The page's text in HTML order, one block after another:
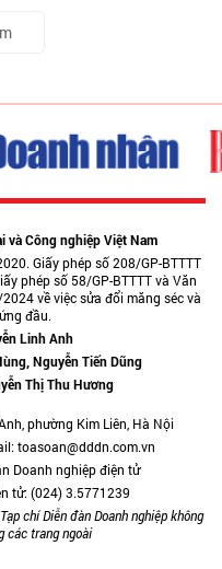
và Công nghiệp Việt Nam
Giấy phép số 208/GP-BTTTT
phép số 58/GP-BTTTT và Văn
về việc sửa đổi măng séc và
đầu.
Linh Anh
Nguyễn Tiến Dũng
Thị Thu Hương
phường Kim Liên, Hà Nội
toasoan@dddn.com.vn
Doanh nghiệp điện tử
tử: (024) 3.5771239
chí Diễn đàn Doanh nghiệp không
các trang ngoài